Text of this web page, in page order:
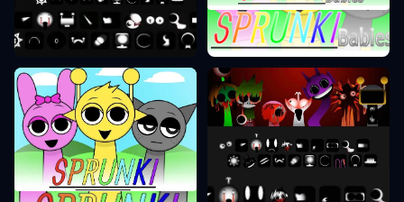
Sprunki Phase 8 Sprunki Phase 0
Sprunki Phase 10